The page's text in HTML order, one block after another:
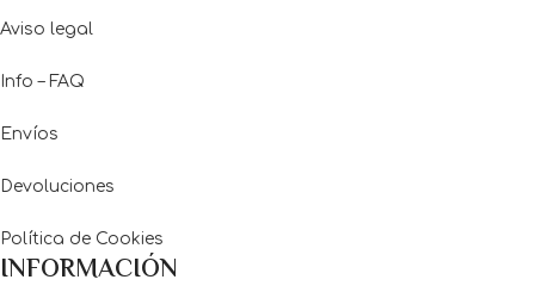
Aviso legal
Info – FAQ
Envíos
Devoluciones
Política de Cookies
INFORMACIÓN